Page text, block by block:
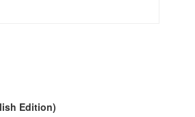
Edition)